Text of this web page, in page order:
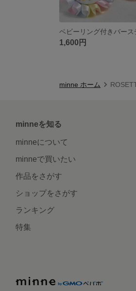
1,600円
minne ホーム
minneを知る
minneについて
minneで買いたい
作品をさがす
ショップをさがす
ランキング
特集